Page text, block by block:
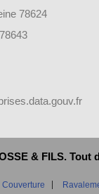
78624
& FILS. Tout
Couverture